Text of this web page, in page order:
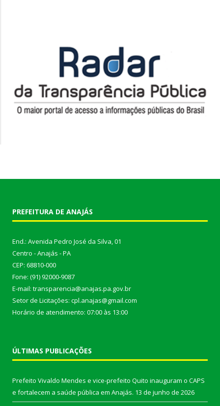
PREFEITURA DE ANAJÁS
End.: Avenida Pedro José da Silva, 01
Centro - Anajás - PA
CEP: 68810-000
Fone: (91) 92000-9087
E-mail: transparencia@anajas.pa.gov.br
Setor de Licitações: cpl.anajas@gmail.com
Horário de atendimento: 07:00 às 13:00
ÚLTIMAS PUBLICAÇÕES
Prefeito Vivaldo Mendes e vice-prefeito Quito inauguram o CAPS
e fortalecem a saúde pública em Anajás. 13 de junho de 2026